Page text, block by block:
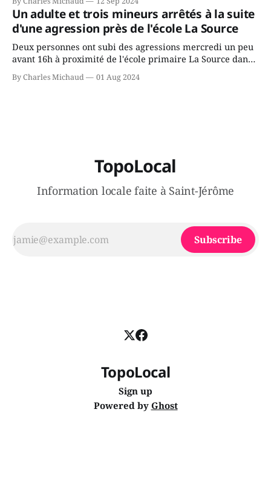
gouvernement de la CAQ, surtout de son incapacité, qu'il
juge chronique, à offrir des
Un adulte et trois mineurs arrêtés à la suite
d'une agression près de l'école La Source
Deux personnes ont subi des agressions mercredi un peu
avant 16h à proximité de l'école primaire La Source dans
victimes aurait été écrasée sous un véhicule et aspergée
By Charles Michaud 01 Aug 2024
TopoLocal
Information locale faite à Saint-Jérôme
Subscribe
TopoLocal
Sign up
Powered by Ghost